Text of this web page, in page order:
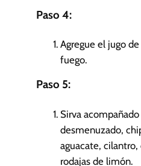
Paso 4:
Agregue el jugo
fuego.
Paso 5:
Sirva
desmenuzado,
aguacate,
rodajas de limón.